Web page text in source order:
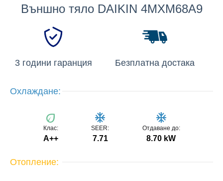
Външно тяло DAIKIN 4MXM68A9
3 години гаранция Безплатна достака
Охлаждане:
eco
Клас:
A++
ac_unit
SEER:
7.71
ac_unit
Отдаване до:
8.70 kW
Отопление: